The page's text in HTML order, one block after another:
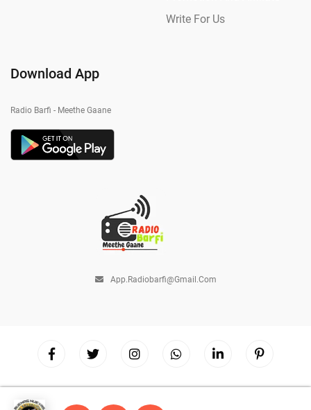
Write For Us
Download App
Radio Barfi - Meethe Gaane
App.radiobarfi@gmail.com